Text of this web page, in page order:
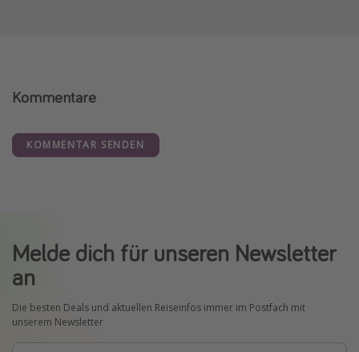
Kommentare
KOMMENTAR SENDEN
Melde dich für unseren Newsletter
an
Die besten Deals und aktuellen Reiseinfos immer im Postfach mit
unserem Newsletter